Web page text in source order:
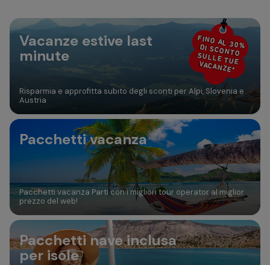
Aggiungi camera
FINO AL 30%
DI SCONTO
SULLE TUE
VACANZE*
Vacanze estive last
minute
Risparmia e approfitta subito degli sconti per Alpi, Slovenia e
Austria
Pacchetti vacanza
Pacchetti vacanza Parti con i migliori tour operator al miglior
prezzo del web!
Pacchetti nave inclusa
per isole